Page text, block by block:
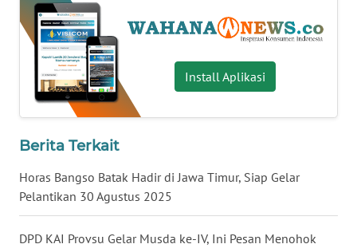
Install Aplikasi
Berita Terkait
Horas Bangso Batak Hadir di Jawa Timur, Siap Gelar
Pelantikan 30 Agustus 2025
DPD KAI Provsu Gelar Musda ke-IV, Ini Pesan Menohok
WN
SULTENG
WN
SULBAR
WN
WN
SUMBAR